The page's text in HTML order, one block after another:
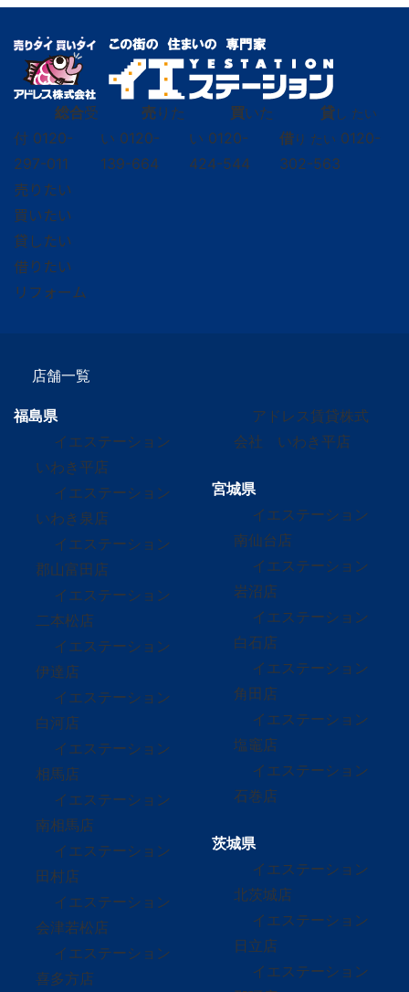
総合受
付 0120-
297-011
売りた
い 0120-
139-664
買いた
い 0120-
424-544
貸し たい
借り たい 0120-
302-563
売りたい
買いたい
貸したい
借りたい
リフォーム
店舗一覧
福島県
イエステーション
いわき平店
イエステーション
いわき泉店
イエステーション
郡山富田店
イエステーション
二本松店
イエステーション
伊達店
イエステーション
白河店
イエステーション
相馬店
イエステーション
南相馬店
イエステーション
田村店
イエステーション
会津若松店
イエステーション
喜多方店
アドレス賃貸株式
会社 いわき平店
宮城県
イエステーション
南仙台店
イエステーション
岩沼店
イエステーション
白石店
イエステーション
角田店
イエステーション
塩竈店
イエステーション
石巻店
茨城県
イエステーション
北茨城店
イエステーション
日立店
イエステーション